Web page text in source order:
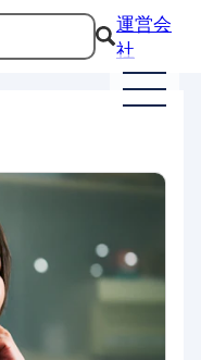
運営会
社